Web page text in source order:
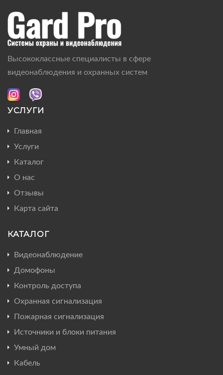
Высококлассные специалисты в сфере
видеонаблюдения и охранных систем
УСЛУГИ
Главная
Услуги
Каталог
О нас
Отзывы
Карта сайта
КАТАЛОГ
Видеонаблюдение
Домофоны
Контроль доступа
Охранная сигнализация
Пожарная сигнализация
Источники и блоки питания
Умный дом
Кабель